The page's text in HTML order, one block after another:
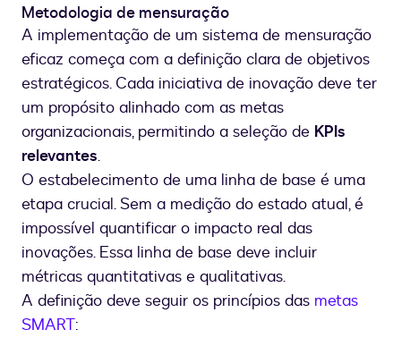
Metodologia de mensuração
A implementação de um sistema de mensuração
eficaz começa com a definição clara de objetivos
estratégicos. Cada iniciativa de inovação deve ter
um propósito alinhado com as metas
organizacionais, permitindo a seleção de KPIs
relevantes.
O estabelecimento de uma linha de base é uma
etapa crucial. Sem a medição do estado atual, é
impossível quantificar o impacto real das
inovações. Essa linha de base deve incluir
métricas quantitativas e qualitativas.
A definição deve seguir os princípios das metas
SMART: